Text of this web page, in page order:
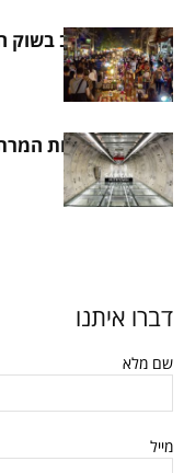
האוכל הכי טוב בשוק
גלו את השכונות
דברו איתנו
שם מלא
מייל